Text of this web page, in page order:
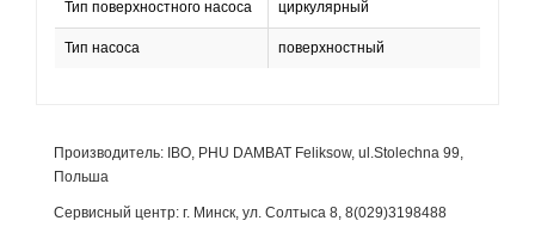
Тип поверхностного насоса циркулярный
Тип насоса поверхностный
Производитель: IBO, PHU DAMBAT Feliksow, ul.Stolechna 99,
Польша
Сервисный центр: г. Минск, ул. Солтыса 8, 8(029)3198488